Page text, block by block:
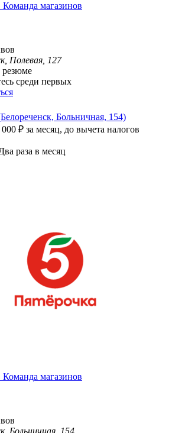
Команда магазинов
Полевая, 127
среди первых
Больничная, 154)
000 ₽ за месяц, до вычета налогов
раза в месяц
Команда магазинов